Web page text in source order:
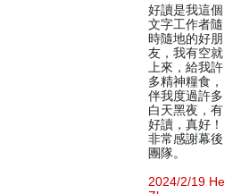
好讀是我這個
文字工作者隨
時隨地的好朋
友，我有空就
上來，給我許
多精神糧食，
伴我度過許多
白天黑夜，有
好讀，真好！
非常感謝幕後
團隊。
2024/2/19 He